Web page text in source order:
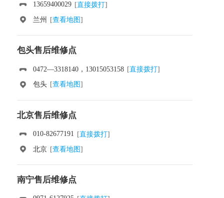
13659400029 [直接拨打]
兰州
[查看地图]
包头售后维修点
0472—3318140，13015053158 [直接拨打]
包头 [查看地图]
北京售后维修点
010-82677191 [直接拨打]
北京 [查看地图]
南宁售后维修点